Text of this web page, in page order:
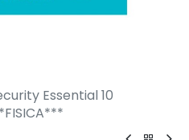
Essential 10